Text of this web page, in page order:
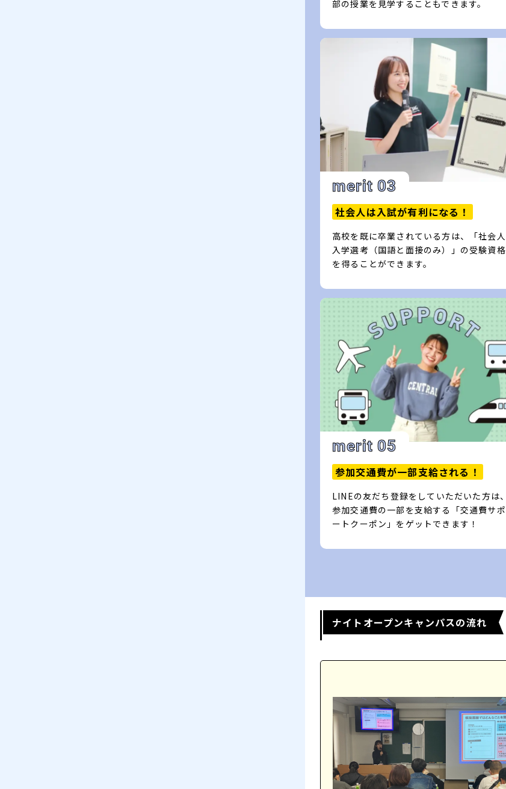
部の授業を見学することもできます。
merit 03
社会人は入試が有利になる！
高校を既に卒業されている方は、「社会人
入学選考（国語と面接のみ）」の受験資格
を得ることができます。
merit 05
参加交通費が一部支給される！
LINEの友だち登録をしていただいた方は、
参加交通費の一部を支給する「交通費サポ
ートクーポン」をゲットできます！
ナイトオープンキャンパスの流れ